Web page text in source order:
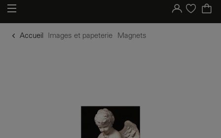
Votre compte
Liste d'achat
Accueil Images et papeterie Magnets